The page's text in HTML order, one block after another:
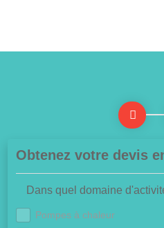
Obtenez votre devis
Dans quel domaine
Pompes à chaleur